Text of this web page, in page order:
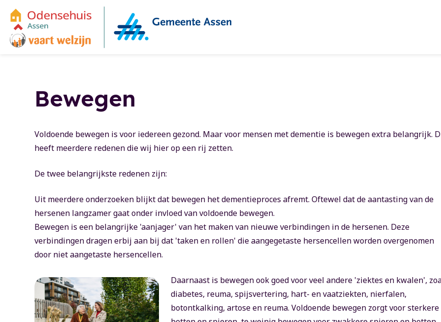
Overslaan en naar de inhoud gaan
Bewegen
Voldoende bewegen is voor iedereen gezond. Maar voor mensen met dementie is bewegen extra belangrijk.
heeft meerdere redenen die wij hier op een rij zetten.
De twee belangrijkste redenen zijn:
Uit meerdere onderzoeken blijkt dat bewegen het dementieproces afremt. Oftewel dat de aantasting van de
hersenen langzamer gaat onder invloed van voldoende bewegen.
Bewegen is een belangrijke 'aanjager' van het maken van nieuwe verbindingen in de hersenen. Deze
verbindingen dragen erbij aan bij dat 'taken en rollen' die aangegetaste hersencellen worden overgenomen
door niet aangetaste hersencellen.
Daarnaast is bewegen ook goed voor veel andere 'ziektes en kwalen',
diabetes, reuma, spijsvertering, hart- en vaatziekten, nierfalen,
botontkalking, artose en reuma. Voldoende bewegen zorgt voor sterkere